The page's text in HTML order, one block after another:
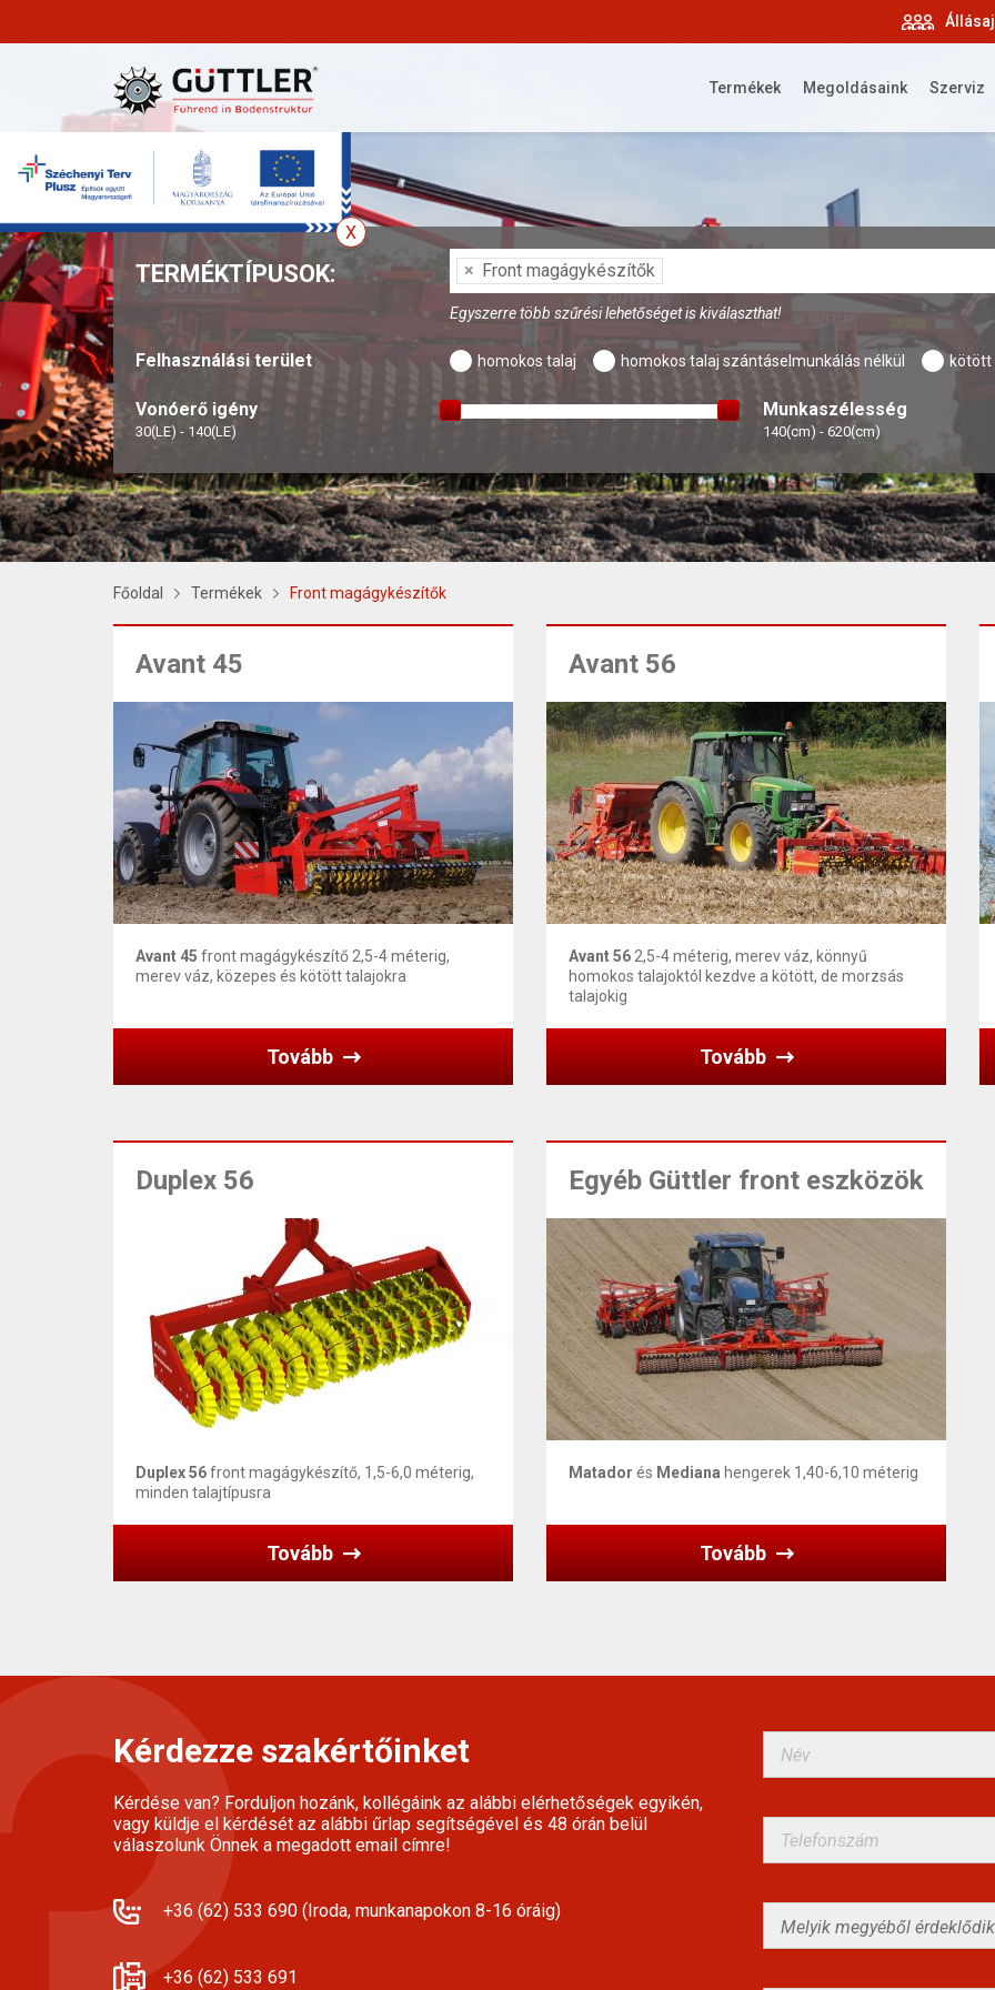
Termékek Megoldásaink Szerviz
TERMÉKTÍPUSOK: × Front magágykészítők
Egyszerre több szűrési lehetőséget is kiválaszthat!
Felhasználási terület homokos talaj homokos talaj szántáselmunkálás nélkül kötött
Vonóerő igény
30(LE) - 140(LE)
Munkaszélesség
140(cm) - 620(cm)
Főoldal Termékek Front magágykészítők
Avant 45
Avant 45 front magágykészítő 2,5-4 méterig,
merev váz, közepes és kötött talajokra
Tovább
Avant 56
Avant 56 2,5-4 méterig, merev váz, könnyű
homokos talajoktól kezdve a kötött, de morzsás
talajokig
Tovább
Duplex 56
Duplex 56front magágykészítő, 1,5-6,0 méterig,
minden talajtípusra
Tovább
Egyéb Güttler front eszközök
Matador és Mediana hengerek 1,40-6,10 méterig
Tovább
Kérdezze szakértőinket
Kérdése van? Forduljon hozánk, kollégáink az alábbi elérhetőségek egyikén,
vagy küldje el kérdését az alábbi űrlap segítségével és 48 órán belül
válaszolunk Önnek a megadott email címre!
+36 (62) 533 690 (Iroda, munkanapokon 8-16 óráig)
+36 (62) 533 691